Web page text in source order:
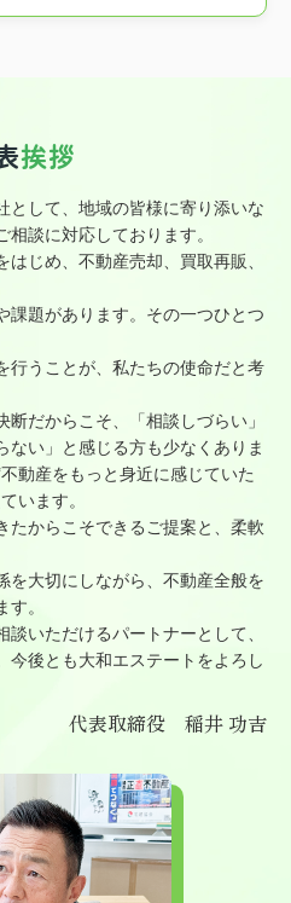
挨拶
として、地域の皆様に寄り添いな
談に対応しております。
じめ、不動産売却、買取再販、
課題があります。その一つひとつ
行うことが、私たちの使命だと考
だからこそ、「相談しづらい」
ない」と感じる方も少なくありま
動産をもっと身近に感じていた
います。
たからこそできるご提案と、柔軟
を大切にしながら、不動産全般を
。
いただけるパートナーとして、
今後とも大和エステートをよろし
代表取締役 稲井 功吉